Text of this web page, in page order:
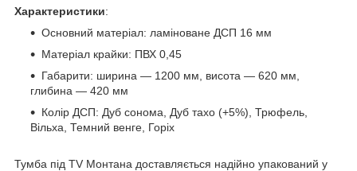
Характеристики:
Основний матеріал: ламіноване ДСП 16 мм
Матеріал крайки: ПВХ 0,45
Габарити: ширина — 1200 мм, висота — 620 мм,
глибина — 420 мм
Колір ДСП: Дуб сонома, Дуб тахо (+5%), Трюфель,
Вільха, Темний венге, Горіх
Тумба під TV Монтана доставляється надійно упакований у